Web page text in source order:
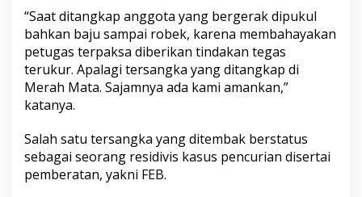
“Saat ditangkap anggota yang bergerak dipukul
bahkan baju sampai robek, karena membahayakan
petugas terpaksa diberikan tindakan tegas
terukur. Apalagi tersangka yang ditangkap di
Merah Mata. Sajamnya ada kami amankan,”
katanya.
Salah satu tersangka yang ditembak berstatus
sebagai seorang residivis kasus pencurian disertai
pemberatan, yakni FEB.